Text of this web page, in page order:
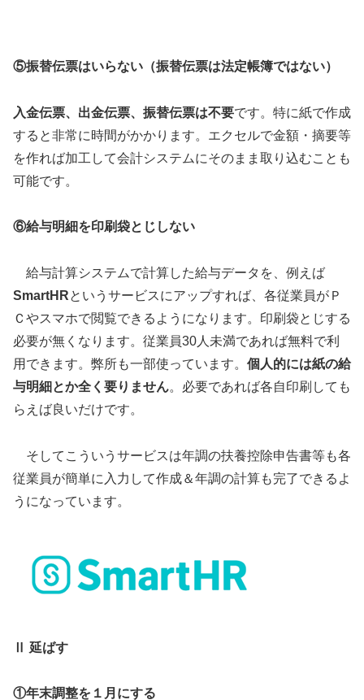
⑤振替伝票はいらない（振替伝票は法定帳簿ではない）
入金伝票、出金伝票、振替伝票は不要です。特に紙で作成
すると非常に時間がかかります。エクセルで金額・摘要等
を作れば加工して会計システムにそのまま取り込むことも
可能です。
⑥給与明細を印刷袋とじしない
給与計算システムで計算した給与データを、例えば
SmartHRというサービスにアップすれば、各従業員がＰ
Ｃやスマホで閲覧できるようになります。印刷袋とじする
必要が無くなります。従業員30人未満であれば無料で利
用できます。弊所も一部使っています。 個人的には紙の給
与明細とか全く要りません。必要であれば各自印刷しても
らえば良いだけです。
そしてこういうサービスは年調の扶養控除申告書等も各
従業員が簡単に入力して作成＆年調の計算も完了できるよ
うになっています。
Ⅱ 延ばす
①年末調整を１月にする